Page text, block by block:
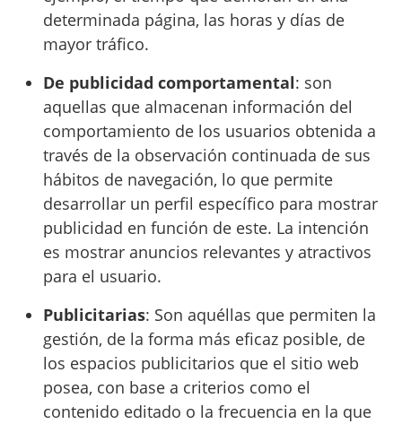
determinada página, las horas y días de
mayor tráfico.
De publicidad comportamental: son
aquellas que almacenan información del
comportamiento de los usuarios obtenida a
través de la observación continuada de sus
hábitos de navegación, lo que permite
desarrollar un perfil específico para mostrar
publicidad en función de este. La intención
es mostrar anuncios relevantes y atractivos
para el usuario.
Publicitarias: Son aquéllas que permiten la
gestión, de la forma más eficaz posible, de
los espacios publicitarios que el sitio web
posea, con base a criterios como el
contenido editado o la frecuencia en la que